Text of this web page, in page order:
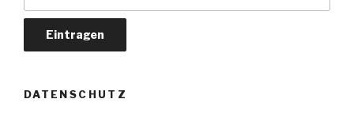
DATENSCHUTZ